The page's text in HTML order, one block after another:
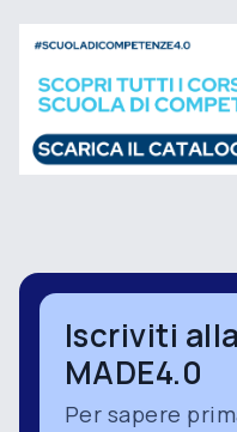
Iscriviti
MADE4.0
Per sapere